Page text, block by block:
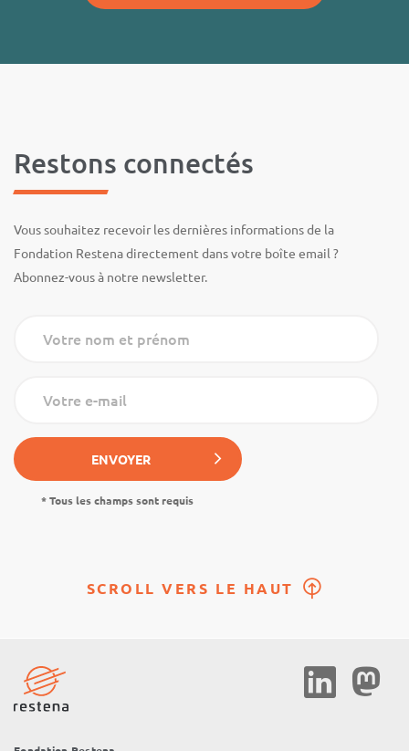
Restons connectés
Vous souhaitez recevoir les dernières informations de la
Fondation Restena directement dans votre boîte email ?
Abonnez-vous à notre newsletter.
Votre nom et prénom
Votre e-mail
ENVOYER
* Tous les champs sont requis
SCROLL VERS LE HAUT
Social
Media